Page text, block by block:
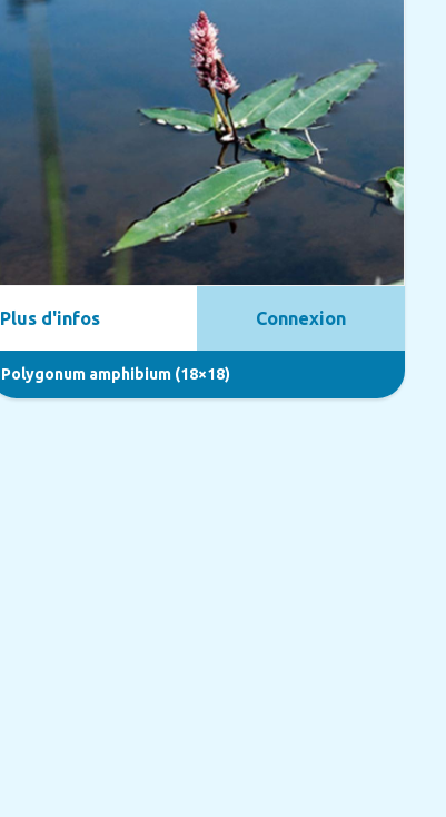
Polygonum amphibium (18×18)
Plus d'infos Connexion